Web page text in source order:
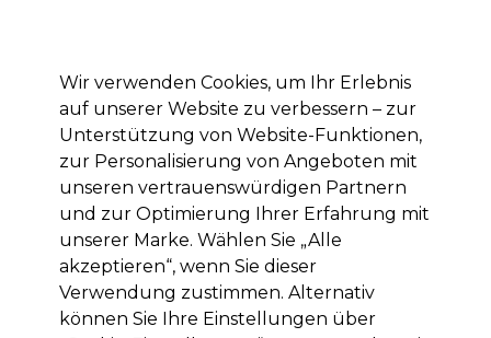
Anmelden
Marken Deals Haare Elektrogeräte Saloneinrichtung
Lieferung und Lieferzeiten
– mehr erfahren
Comair
Comair Einweg-Umhänge glatt 100pcs
(0)
Wir verwenden Cookies, um Ihr Erlebnis
auf unserer Website zu verbessern – zur
Unterstützung von Website-Funktionen,
zur Personalisierung von Angeboten mit
unseren vertrauenswürdigen Partnern
und zur Optimierung Ihrer Erfahrung mit
unserer Marke. Wählen Sie „Alle
akzeptieren“, wenn Sie dieser
Verwendung zustimmen. Alternativ
können Sie Ihre Einstellungen über